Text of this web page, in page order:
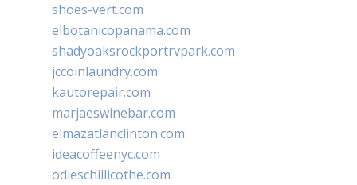
shoes-vert.com
elbotanicopanama.com
shadyoaksrockportrvpark.com
jccoinlaundry.com
kautorepair.com
marjaeswinebar.com
elmazatlanclinton.com
ideacoffeenyc.com
odieschillicothe.com